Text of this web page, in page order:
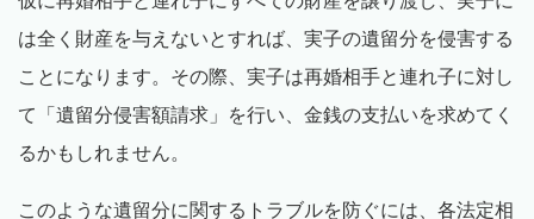
は全く財産を与えないとすれば、実子の遺留分を侵害する
ことになります。その際、実子は再婚相手と連れ子に対し
て「遺留分侵害額請求」を行い、金銭の支払いを求めてく
るかもしれません。
このような遺留分に関するトラブルを防ぐには、各法定相